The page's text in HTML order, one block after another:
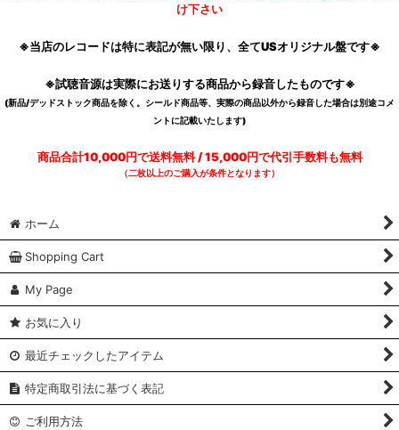
け下さい
※当店のレコードは特に表記が無い限り、全てUSオリジナル盤です※
※試聴音源は実際にお送りする商品から録音したものです※
(新品/デッドストック商品を除く。シールド商品等、実際の商品以外から録音した場合は別途コメ
ントに記載いたします)
商品合計10,000円で送料無料 / 15,000円で代引手数料も無料
（二枚以上のご購入が条件となります）
ホーム
Shopping Cart
My Page
お気に入り
最近チェックしたアイテム
特定商取引法に基づく表記
ご利用方法